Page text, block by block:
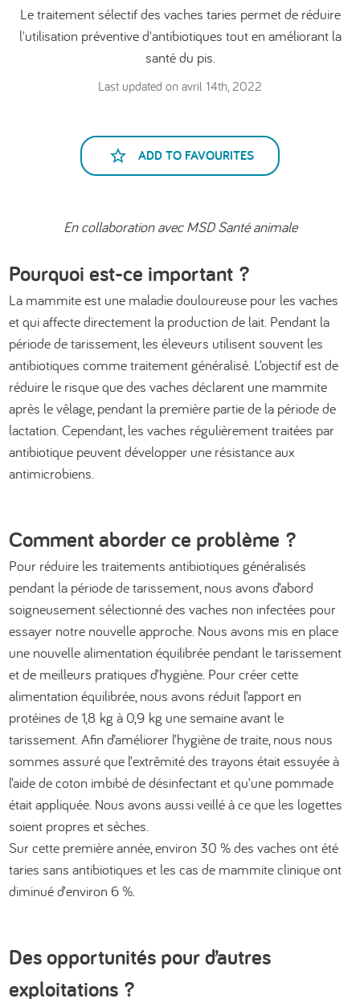
العربية
Le traitement sélectif des vaches taries permet de réduire
l'utilisation préventive d'antibiotiques tout en améliorant la
santé du pis.
Last updated on avril 14th, 2022
ADD TO FAVOURITES
En collaboration avec MSD Santé animale
Pourquoi est-ce important ?
La mammite est une maladie douloureuse pour les vaches
et qui affecte directement la production de lait. Pendant la
période de tarissement, les éleveurs utilisent souvent les
antibiotiques comme traitement généralisé. L’objectif est de
réduire le risque que des vaches déclarent une mammite
après le vêlage, pendant la première partie de la période de
lactation. Cependant, les vaches régulièrement traitées par
antibiotique peuvent développer une résistance aux
antimicrobiens.
Comment aborder ce problème ?
Pour réduire les traitements antibiotiques généralisés
pendant la période de tarissement, nous avons d’abord
soigneusement sélectionné des vaches non infectées pour
essayer notre nouvelle approche. Nous avons mis en place
une nouvelle alimentation équilibrée pendant le tarissement
et de meilleurs pratiques d’hygiène. Pour créer cette
alimentation équilibrée, nous avons réduit l’apport en
protéines de 1,8 kg à 0,9 kg une semaine avant le
tarissement. Afin d’améliorer l’hygiène de traite, nous nous
sommes assuré que l’extrêmité des trayons était essuyée à
l’aide de coton imbibé de désinfectant et qu’une pommade
était appliquée. Nous avons aussi veillé à ce que les logettes
soient propres et sèches.
Sur cette première année, environ 30 % des vaches ont été
taries sans antibiotiques et les cas de mammite clinique ont
diminué d’environ 6 %.
Des opportunités pour d’autres
exploitations ?